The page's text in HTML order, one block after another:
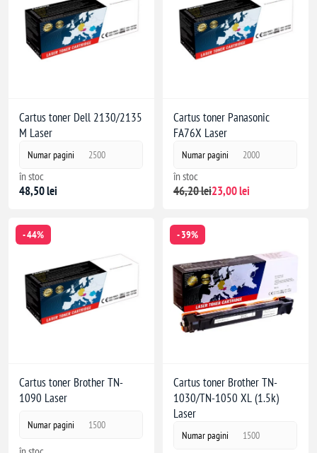
Cartus toner Dell 2130/2135
M Laser
Numar pagini 2500
în stoc
48,50 lei
Cartus toner Panasonic
FA76X Laser
Numar pagini 2000
în stoc
46,20 lei23,00 lei
- 44%
Cartus toner Brother TN-
1090 Laser
Numar pagini 1500
- 39%
Cartus toner Brother TN-
1030/TN-1050 XL (1.5k)
Laser
Numar pagini 1500